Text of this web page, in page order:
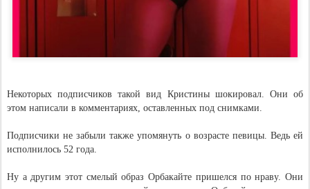
Некоторых подписчиков такой вид Кристины шокировал. Они об
этом написали в комментариях, оставленных под снимками.
Подписчики не забыли также упомянуть о возрасте певицы. Ведь ей
исполнилось 52 года.
Ну а другим этот смелый образ Орбакайте пришелся по нраву. Они